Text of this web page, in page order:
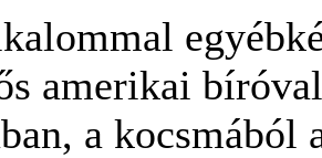
amerikai
a